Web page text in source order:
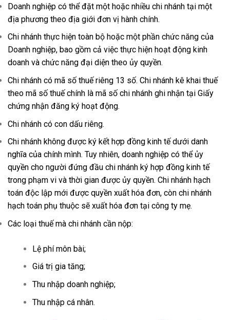
Doanh nghiệp có thể đặt một hoặc nhiều chi nhánh tại một
địa phương theo địa giới đơn vị hành chính.
Chi nhánh thực hiện toàn bộ hoặc một phần chức năng của
Doanh nghiệp, bao gồm cả việc thực hiện hoạt động kinh
doanh và chức năng đại diện theo ủy quyền.
Chi nhánh có mã số thuế riêng 13 số. Chi nhánh kê khai thuế
theo mã số thuế chính là mã số chi nhánh ghi nhận tại Giấy
chứng nhận đăng ký hoạt động.
Chi nhánh có con dấu riêng.
Chi nhánh không được ký kết hợp đồng kinh tế dưới danh
nghĩa của chính mình. Tuy nhiên, doanh nghiệp có thể ủy
quyền cho người đứng đầu chi nhánh ký hợp đồng kinh tế
trong phạm vi và thời gian được ủy quyền. Chi nhánh hạch
toán độc lập mới được quyền xuất hóa đơn, còn chi nhánh
hạch toán phụ thuộc sẽ xuất hóa đơn tại công ty mẹ.
Các loại thuế mà chi nhánh cần nộp:
Lệ phí môn bài;
Giá trị gia tăng;
Thu nhập doanh nghiệp;
Thu nhập cá nhân.